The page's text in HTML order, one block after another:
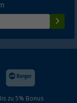
zu 5% Bonus